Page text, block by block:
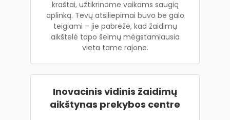
kraštai, užtikrinome vaikams saugią
aplinką. Tėvų atsiliepimai buvo be galo
teigiami – jie pabrėžė, kad žaidimų
aikštelė tapo šeimų mėgstamiausia
vieta tame rajone.
Inovacinis vidinis žaidimų
aikštynas prekybos centre